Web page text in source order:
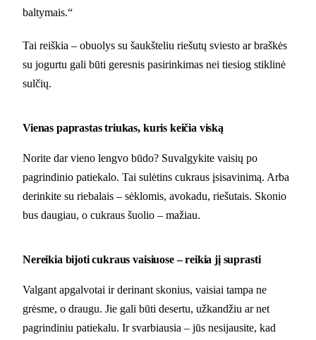
baltymais.“
Tai reiškia – obuolys su šaukšteliu riešutų sviesto ar braškės
su jogurtu gali būti geresnis pasirinkimas nei tiesiog stiklinė
sulčių.
Vienas paprastas triukas, kuris keičia viską
Norite dar vieno lengvo būdo? Suvalgykite vaisių po
pagrindinio patiekalo. Tai sulėtins cukraus įsisavinimą. Arba
derinkite su riebalais – sėklomis, avokadu, riešutais. Skonio
bus daugiau, o cukraus šuolio – mažiau.
Nereikia bijoti cukraus vaisiuose – reikia jį suprasti
Valgant apgalvotai ir derinant skonius, vaisiai tampa ne
grėsme, o draugu. Jie gali būti desertu, užkandžiu ar net
pagrindiniu patiekalu. Ir svarbiausia – jūs nesijausite, kad